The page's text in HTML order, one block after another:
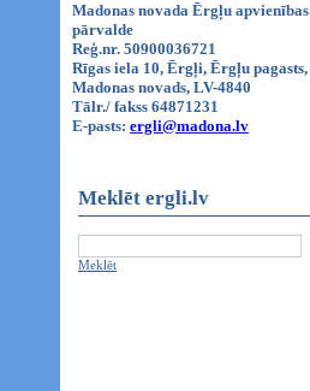
Madonas novada Ērgļu apvienības
pārvalde
Reģ.nr. 50900036721
Rīgas iela 10, Ērgļi, Ērgļu pagasts,
Madonas novads, LV-4840
Tālr./ fakss 64871231
E-pasts: ergli@madona.lv
Meklēt ergli.lv
Meklēt